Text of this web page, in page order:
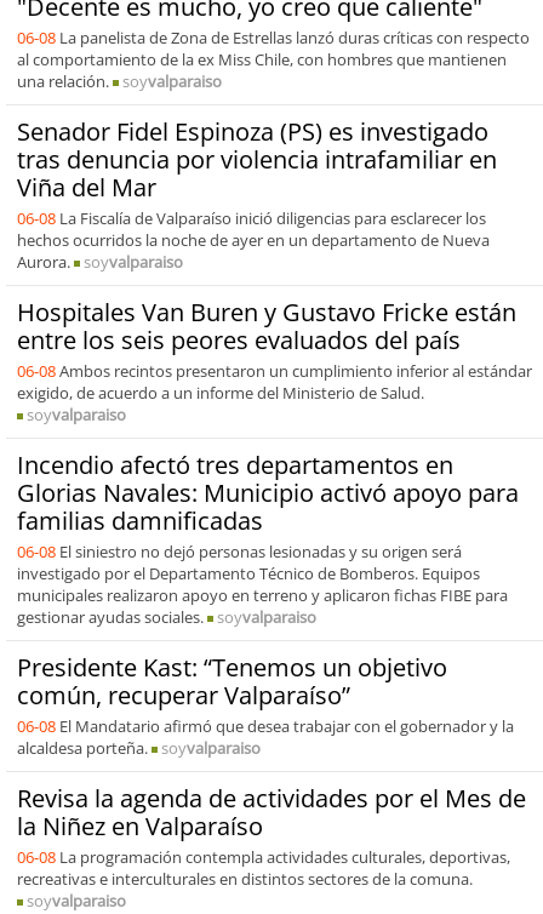
"Decente es mucho, yo creo que caliente"
06-08 La panelista de Zona de Estrellas lanzó duras críticas con respecto
al comportamiento de la ex Miss Chile, con hombres que mantienen
una relación.
soyvalparaiso
Senador Fidel Espinoza (PS) es investigado
tras denuncia por violencia intrafamiliar en
Viña del Mar
06-08 La Fiscalía de Valparaíso inició diligencias para esclarecer los
hechos ocurridos la noche de ayer en un departamento de Nueva
Aurora.
soyvalparaiso
Hospitales Van Buren y Gustavo Fricke están
entre los seis peores evaluados del país
06-08Ambos recintos presentaron un cumplimiento inferior al estándar
exigido, de acuerdo a un informe del Ministerio de Salud.
soyvalparaiso
Incendio afectó tres departamentos en
Glorias Navales: Municipio activó apoyo para
familias damnificadas
06-08 El siniestro no dejó personas lesionadas y su origen será
investigado por el Departamento Técnico de Bomberos. Equipos
municipales realizaron apoyo en terreno y aplicaron fichas FIBE para
gestionar ayudas sociales.
soyvalparaiso
Presidente Kast: “Tenemos un objetivo
común, recuperar Valparaíso”
06-08 El Mandatario afirmó que desea trabajar con el gobernador y la
alcaldesa porteña.
soyvalparaiso
Revisa la agenda de actividades por el Mes de
la Niñez en Valparaíso
06-08 La programación contempla actividades culturales, deportivas,
recreativas e interculturales en distintos sectores de la comuna.
soyvalparaiso